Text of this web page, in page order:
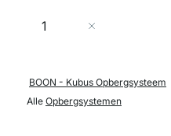
Aantal
BOON - Kubus Opbergsysteem
Alle Opbergsystemen